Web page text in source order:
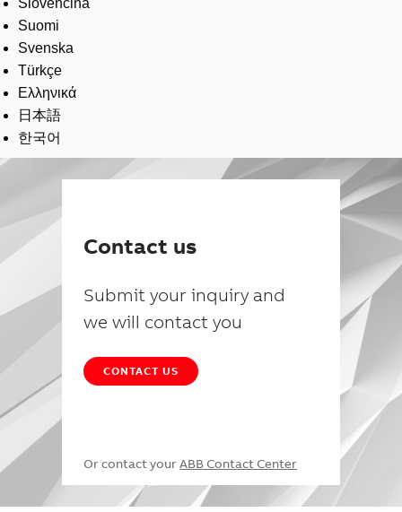
Slovenčina
Suomi
Svenska
Türkçe
Ελληνικά
日本語
한국어
Contact us
Submit your inquiry and
we will contact you
CONTACT US
Or contact your ABB Contact Center